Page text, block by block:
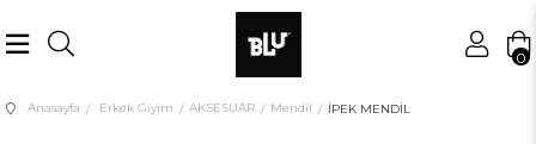
0
Anasayfa Erkek Giyim AKSESUAR Mendil İPEK MENDİL